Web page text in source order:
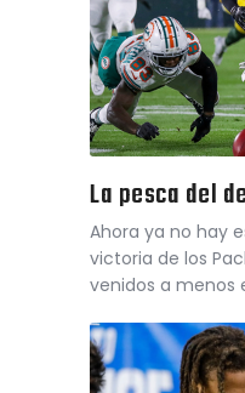
La pesca del
Ahora ya no hay
victoria de los
venidos a menos